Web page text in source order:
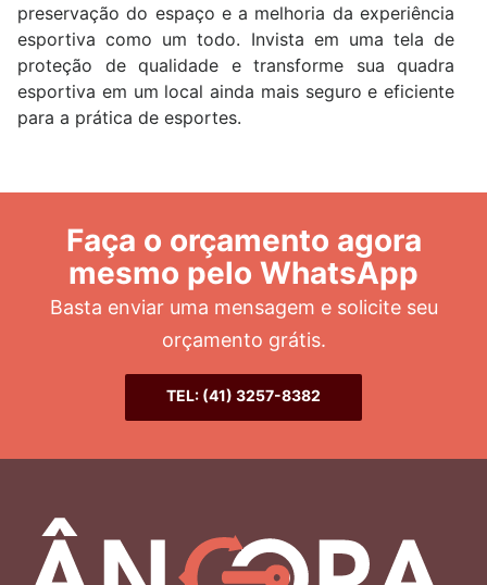
preservação do espaço e a melhoria da experiência
esportiva como um todo. Invista em uma tela de
proteção de qualidade e transforme sua quadra
esportiva em um local ainda mais seguro e eficiente
para a prática de esportes.
Faça o orçamento agora
mesmo pelo WhatsApp
Basta enviar uma mensagem e solicite seu
orçamento grátis.
TEL: (41) 3257-8382